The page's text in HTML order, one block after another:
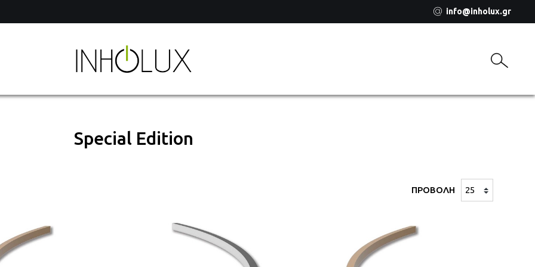
info@inholux.gr
Special Edition
ΠΡΟΒΟΛΗ